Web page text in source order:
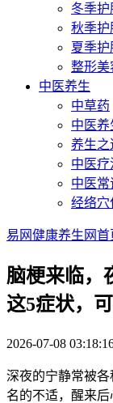
冬季护
秋季护
夏季护
整形美
中医养生
中草药
中医养
养生之
中医疗
中医常
经络穴
易网健康养生网首
脑梗来临，
这5症状，
2026-07-08
深夜的宁静常被
名的不适，醒来